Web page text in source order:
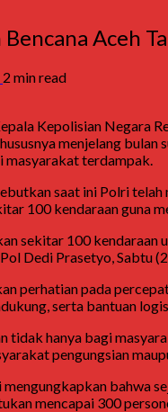
Aceh
2 min read
Kepolisian Negara
menjelang
masyarakat terdampak.
saat ini Polri
100 kendaraan guna
sekitar 100 kendaraan
Dedi Prasetyo, Sabtu
perhatian pada
serta bantuan
hanya bagi
pengungsian
bahwa
mencapai 300